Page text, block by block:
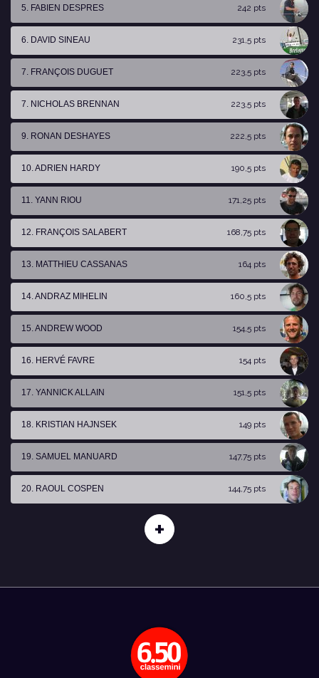
5. FABIEN DESPRES 242 pts
6. DAVID SINEAU 231,5 pts
7. FRANÇOIS DUGUET 223,5 pts
7. NICHOLAS BRENNAN 223,5 pts
9. RONAN DESHAYES 222,5 pts
10. ADRIEN HARDY 190,5 pts
11. YANN RIOU 171,25 pts
12. FRANÇOIS SALABERT 168,75 pts
13. MATTHIEU CASSANAS 164 pts
14. ANDRAZ MIHELIN 160,5 pts
15. ANDREW WOOD 154,5 pts
16. HERVÉ FAVRE 154 pts
17. YANNICK ALLAIN 151,5 pts
18. KRISTIAN HAJNSEK 149 pts
19. SAMUEL MANUARD 147,75 pts
20. RAOUL COSPEN 144,75 pts
+